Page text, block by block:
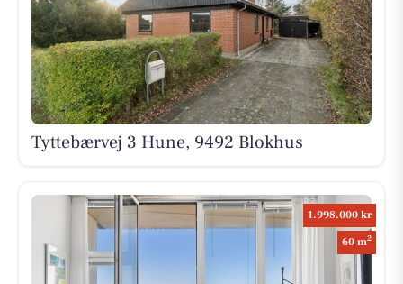
Tyttebærvej 3 Hune, 9492 Blokhus
1.998.000 kr
60 m2